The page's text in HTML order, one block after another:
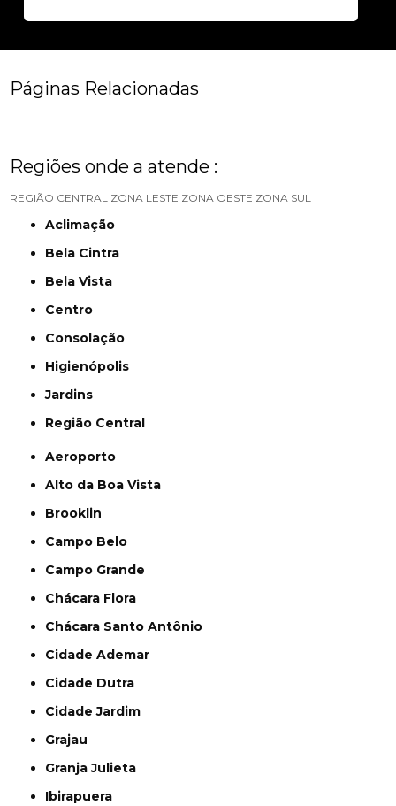
Páginas Relacionadas
Regiões onde a atende :
REGIÃO CENTRAL ZONA LESTE ZONA OESTE ZONA SUL
Aclimação
Bela Cintra
Bela Vista
Centro
Consolação
Higienópolis
Jardins
Região Central
Aeroporto
Alto da Boa Vista
Brooklin
Campo Belo
Campo Grande
Chácara Flora
Chácara Santo Antônio
Cidade Ademar
Cidade Dutra
Cidade Jardim
Grajau
Granja Julieta
Ibirapuera